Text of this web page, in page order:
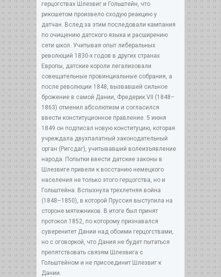
герцогствах Шлезвиг и Гольштейн, что
рикошетом произвело сходую реакцию у
датчан. Вслед за этим последовали кампания
по очищению датского языка и расширению
сети школ. Учитывая опыт либеральных
революций 1830-х годов в других странах
Европы, датские короли легализовали
совещательные провинциальные собрания, а
после революции 1848, вызвавшей сильное
брожение в самой Дании, Фредерик VII (1848–
1863) отменил абсолютизм и согласился
ввести конституционное правление. 5 июня
1849 он подписал новую конституцию, которая
учреждала двухпалатный законодательный
орган (Ригсдаг), учитывавший волеизъявление
народа. Попытки ввести датские законы в
Шлезвиге привели к восстанию немецкого
населения не только этого герцогства, но и
Гольштейна. Вспыхнула трехлетняя война
(1848–1850), в которой Пруссия выступила на
стороне мятежников. В итоге был принят
протокол 1852, по которому признавался
суверенитет Дании над обоими герцогствами,
но с оговоркой, что Дания не будет пытаться
препятствовать связям Шлезвига с
Гольштейном и не присоединит Шлезвиг к
Дании.